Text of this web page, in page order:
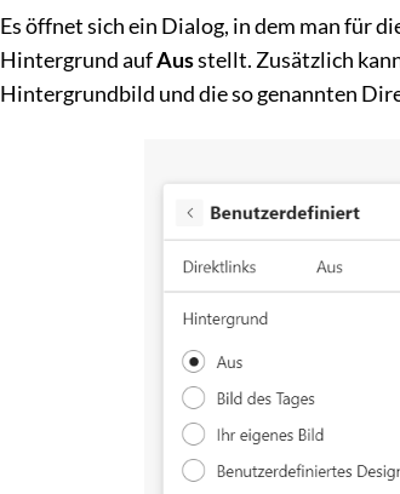
Es öffnet sich ein Dialog, in dem man für
Hintergrund aufAusstellt. Zusätzlich
Hintergrundbild und die so genannten